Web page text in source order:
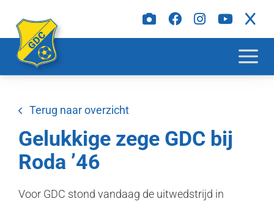
Terug naar overzicht
Gelukkige zege GDC bij
Roda ’46
Voor GDC stond vandaag de uitwedstrijd in